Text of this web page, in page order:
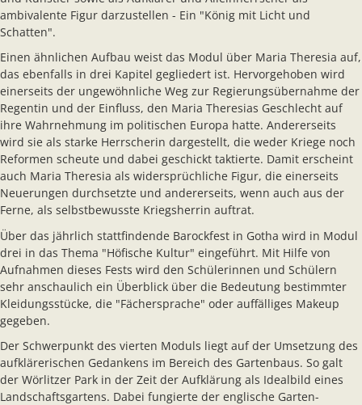
ambivalente Figur darzustellen - Ein "König mit Licht und
Schatten".
Einen ähnlichen Aufbau weist das Modul über Maria Theresia auf,
das ebenfalls in drei Kapitel gegliedert ist. Hervorgehoben wird
einerseits der ungewöhnliche Weg zur Regierungsübernahme der
Regentin und der Einfluss, den Maria Theresias Geschlecht auf
ihre Wahrnehmung im politischen Europa hatte. Andererseits
wird sie als starke Herrscherin dargestellt, die weder Kriege noch
Reformen scheute und dabei geschickt taktierte. Damit erscheint
auch Maria Theresia als widersprüchliche Figur, die einerseits
Neuerungen durchsetzte und andererseits, wenn auch aus der
Ferne, als selbstbewusste Kriegsherrin auftrat.
Über das jährlich stattfindende Barockfest in Gotha wird in Modul
drei in das Thema "Höfische Kultur" eingeführt. Mit Hilfe von
Aufnahmen dieses Fests wird den Schülerinnen und Schülern
sehr anschaulich ein Überblick über die Bedeutung bestimmter
Kleidungsstücke, die "Fächersprache" oder auffälliges Makeup
gegeben.
Der Schwerpunkt des vierten Moduls liegt auf der Umsetzung des
aufklärerischen Gedankens im Bereich des Gartenbaus. So galt
der Wörlitzer Park in der Zeit der Aufklärung als Idealbild eines
Landschaftsgartens. Dabei fungierte der englische Garten-